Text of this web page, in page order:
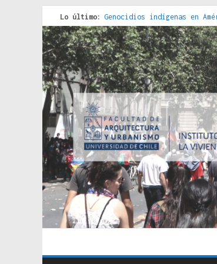
Lo último: Genocidios indígenas en
Estudios sobre la
Donde el pedernal choca
Criterios técnicos para una
Red de consultorios de la